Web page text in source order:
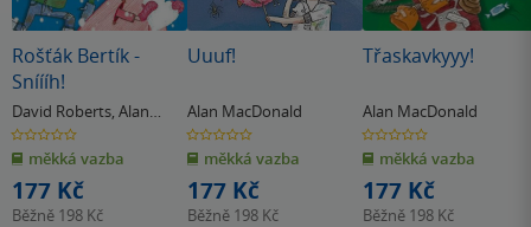
Rošťák Bertík -
Sníííh!
David Roberts, Alan
MacDonald
0.0
z
5
hvězdiček
měkká vazba
177 Kč
Běžně 198 Kč
Uuuf!
Alan MacDonald
0.0
z
5
hvězdiček
měkká vazba
177 Kč
Běžně 198 Kč
Třaskavkyyy!
Alan MacDonald
0.0
z
5
hvězdiček
měkká vazba
177 Kč
Běžně 198 Kč